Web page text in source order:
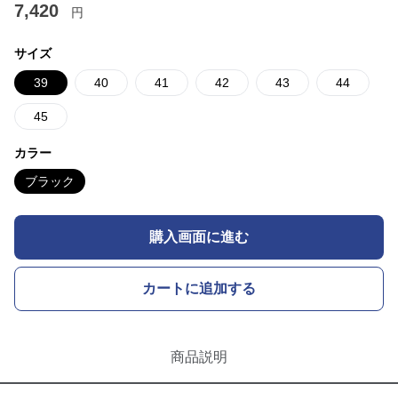
7,420 円
サイズ
39 40 41 42 43 44
45
カラー
ブラック
購入画面に進む
カートに追加する
商品説明